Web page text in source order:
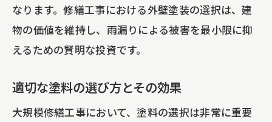
なります。修繕工事における外壁塗装の選択は、建
物の価値を維持し、雨漏りによる被害を最小限に抑
えるための賢明な投資です。
適切な塗料の選び方とその効果
大規模修繕工事において、塗料の選択は非常に重要